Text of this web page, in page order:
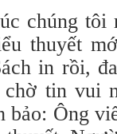
chúng
thuyết
in rồi,
tin vui
bảo: Ông